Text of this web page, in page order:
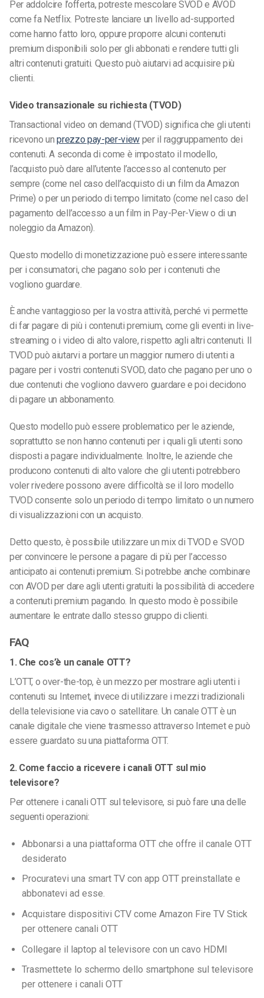
Per addolcire l’offerta, potreste mescolare SVOD e AVOD
come fa Netflix. Potreste lanciare un livello ad-supported
come hanno fatto loro, oppure proporre alcuni contenuti
premium disponibili solo per gli abbonati e rendere tutti gli
altri contenuti gratuiti. Questo può aiutarvi ad acquisire più
clienti.
Video transazionale su richiesta (TVOD)
Transactional video on demand (TVOD) significa che gli utenti
ricevono unprezzo pay-per-view per il raggruppamento dei
contenuti. A seconda di come è impostato il modello,
l’acquisto può dare all’utente l’accesso al contenuto per
sempre (come nel caso dell’acquisto di un film da Amazon
Prime) o per un periodo di tempo limitato (come nel caso del
pagamento dell’accesso a un film in Pay-Per-View o di un
noleggio da Amazon).
Questo modello di monetizzazione può essere interessante
per i consumatori, che pagano solo per i contenuti che
vogliono guardare.
È anche vantaggioso per la vostra attività, perché vi permette
di far pagare di più i contenuti premium, come gli eventi in live-
streaming o i video di alto valore, rispetto agli altri contenuti. Il
TVOD può aiutarvi a portare un maggior numero di utenti a
pagare per i vostri contenuti SVOD, dato che pagano per uno o
due contenuti che vogliono davvero guardare e poi decidono
di pagare un abbonamento.
Questo modello può essere problematico per le aziende,
soprattutto se non hanno contenuti per i quali gli utenti sono
disposti a pagare individualmente. Inoltre, le aziende che
producono contenuti di alto valore che gli utenti potrebbero
voler rivedere possono avere difficoltà se il loro modello
TVOD consente solo un periodo di tempo limitato o un numero
di visualizzazioni con un acquisto.
Detto questo, è possibile utilizzare un mix di TVOD e SVOD
per convincere le persone a pagare di più per l’accesso
anticipato ai contenuti premium. Si potrebbe anche combinare
con AVOD per dare agli utenti gratuiti la possibilità di accedere
a contenuti premium pagando. In questo modo è possibile
aumentare le entrate dallo stesso gruppo di clienti.
FAQ
1. Che cos’è un canale OTT?
L’OTT, o over-the-top, è un mezzo per mostrare agli utenti i
contenuti su Internet, invece di utilizzare i mezzi tradizionali
della televisione via cavo o satellitare. Un canale OTT è un
canale digitale che viene trasmesso attraverso Internet e può
essere guardato su una piattaforma OTT.
2. Come faccio a ricevere i canali OTT sul mio
televisore?
Per ottenere i canali OTT sul televisore, si può fare una delle
seguenti operazioni:
Abbonarsi a una piattaforma OTT che offre il canale OTT
desiderato
Procuratevi una smart TV con app OTT preinstallate e
abbonatevi ad esse.
Acquistare dispositivi CTV come Amazon Fire TV Stick
per ottenere canali OTT
Collegare il laptop al televisore con un cavo HDMI
Trasmettete lo schermo dello smartphone sul televisore
per ottenere i canali OTT